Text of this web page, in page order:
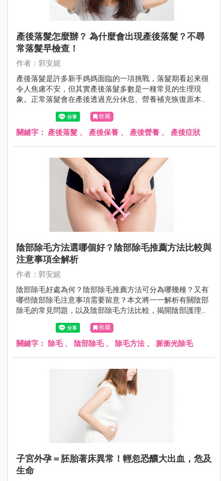
產後落髮怎麼辦？ 為什麼會出現產後落髮？不尋
常落髮早檢查！
作者：郭安妮
產後落髮是許多新手媽媽面臨的一項挑戰，落髮期看起來很
令人焦慮不安，但其實產後落髮多數是一種常見的生理現
象。正常落髮會在產後透過充分休息、營養補充恢復原本豐
盈的秀髮，若是不正常落髮，則需盡快就醫。
收藏
關鍵字： 產後落髮 、 產後保養 、 產後營養 、 產後症狀
陰部除毛方法選哪個好？陰部除毛推薦方法比較與
注意事項全解析
作者：郭安妮
陰部除毛好處為何？陰部除毛推薦方法可分為哪幾種？又有
哪些陰部除毛注意事項需要留意？本文將一一解析有關陰部
除毛的常見問題，以及陰部除毛方法比較，揭開陰部護理的
收藏
關鍵字： 除毛、 陰部除毛、 除毛方法 、 脈衝光除毛
子宮外孕＝胚胎著床異常！輕忽恐釀大出血，危及
生命